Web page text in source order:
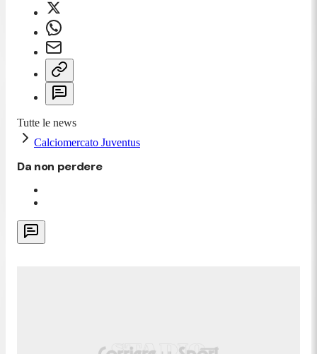
Tutte le news
Calciomercato Juventus
Da non perdere